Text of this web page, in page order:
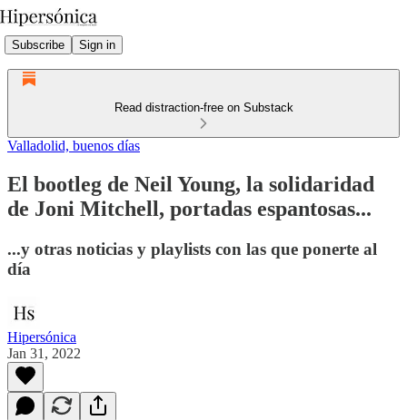
Subscribe Sign in
Read distraction-free on Substack
Valladolid, buenos días
El bootleg de Neil Young, la solidaridad
de Joni Mitchell, portadas espantosas...
...y otras noticias y playlists con las que ponerte al
día
Hipersónica
Jan 31, 2022